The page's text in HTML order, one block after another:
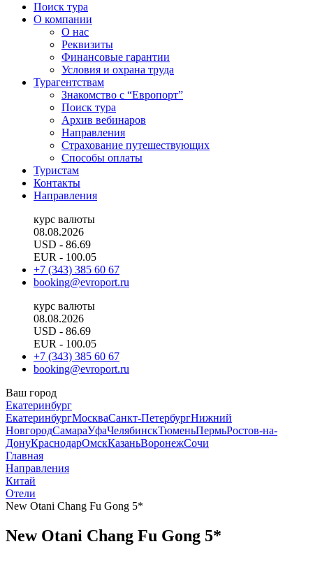
Поиск тура
О компании
О нас
Реквизиты
Финансовые гарантии
Условия и охрана труда
Турагентствам
Знакомство с “Европорт”
Поиск тура
Архив вебинаров
Направления
Страхование путешествующих
Способы оплаты
Туристам
Контакты
Направления
курс валюты
08.08.2026
USD - 86.69
EUR - 100.05
+7 (343) 385 60 67
booking@evroport.ru
курс валюты
08.08.2026
USD - 86.69
EUR - 100.05
+7 (343) 385 60 67
booking@evroport.ru
Ваш город
Екатеринбург
ЕкатеринбургМоскваСанкт-ПетербургНижний
НовгородСамараУфаЧелябинскТюменьПермьРостов-на-
ДонуКраснодарОмскКазаньВоронежСочи
Главная
Направления
Китай
Отели
New Otani Chang Fu Gong 5*
New Otani Chang Fu Gong 5*